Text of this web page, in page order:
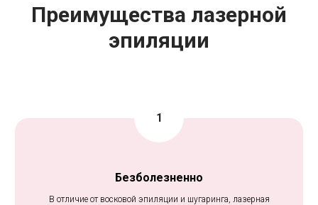
Преимущества лазерной
эпиляции
Безболезненно
В отличие от восковой эпиляции и шугаринга, лазерная